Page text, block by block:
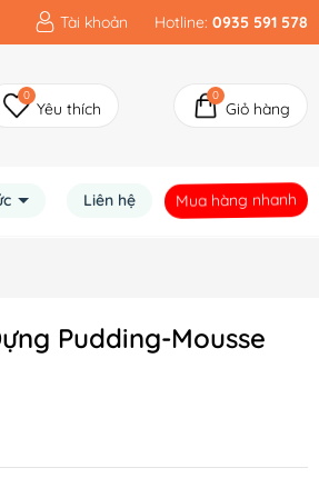
Tài khoản Hotline: 0935 591 578
0
Yêu thích
0
Giỏ hàng
Liên hệ Mua hàng nhanh
Pudding-Mousse